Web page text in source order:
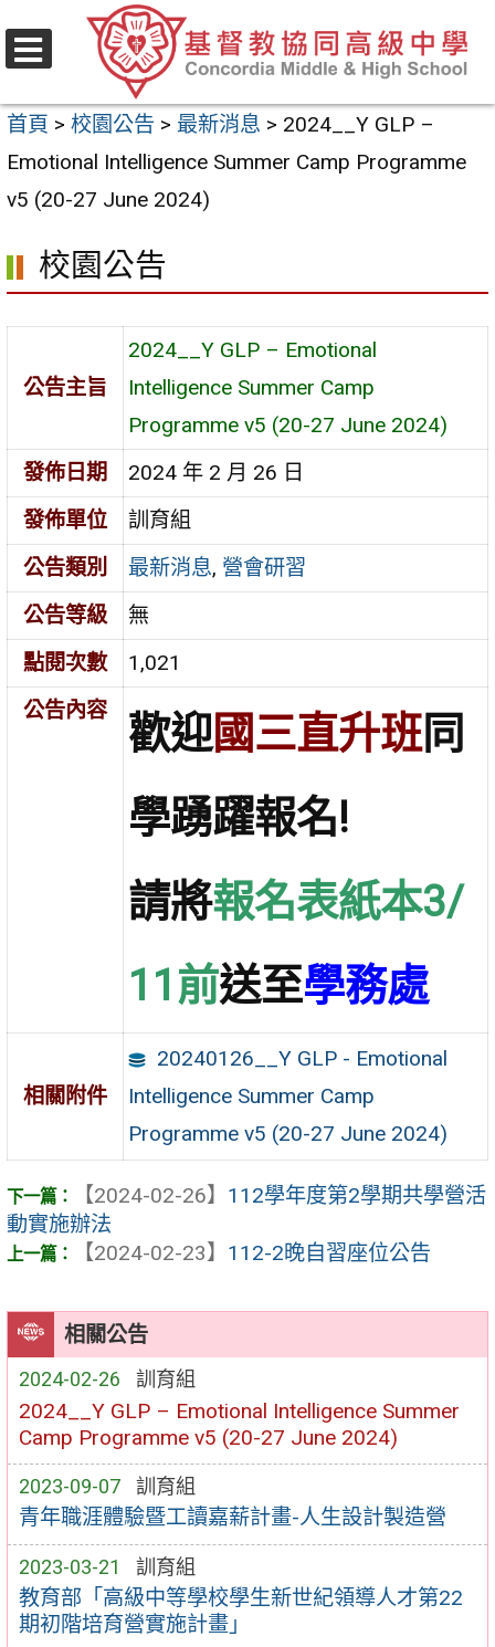
至
要
內
容
首頁 > 校園公告 > 最新消息 > 2024__Y GLP –
Emotional Intelligence Summer Camp Programme
v5 (20-27 June 2024)
相關公告
2024-02-26 訓育組
2024__Y GLP – Emotional Intelligence Summer
Camp Programme v5 (20-27 June 2024)
2023-09-07 訓育組
青年職涯體驗暨工讀嘉薪計畫-人生設計製造營
2023-03-21 訓育組
教育部「高級中等學校學生新世紀領導人才第22
期初階培育營實施計畫」
校園公告
公告主旨
2024__Y GLP – Emotional
Intelligence Summer Camp
Programme v5 (20-27 June 2024)
發佈日期
2024 年 2 月 26 日
發佈單位
訓育組
公告類別
最新消息, 營會研習
公告等級
無
點閱次數
1,021
公告內容
歡迎國三直升班同
學踴躍報名!
請將報名表紙本3/
11前送至學務處
相關附件
20240126__Y GLP - Emotional
Intelligence Summer Camp
Programme v5 (20-27 June 2024)
【2024-02-26】 112學年度第2學期共學營活
動實施辦法
【2024-02-23】 112-2晚自習座位公告
選
單